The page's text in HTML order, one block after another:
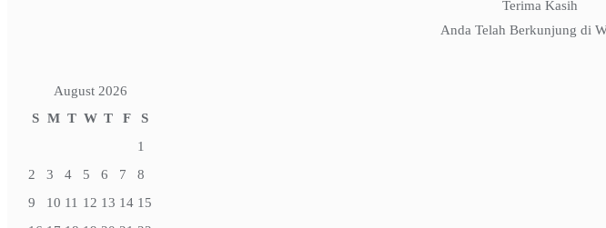
Terima Kasih
Anda Telah Berkunjung di
August 2026
S M T W T F
S
1
2
3 4 5 6 7
8
9
10 11 12 13 14 15